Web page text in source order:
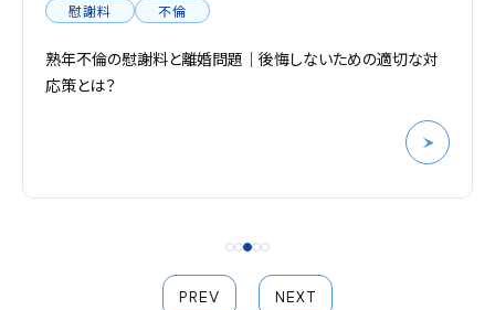
慰謝料
不倫
熟年不倫の慰謝料と離婚問題｜後悔しないための適切な対
応策とは？
PREV NEXT